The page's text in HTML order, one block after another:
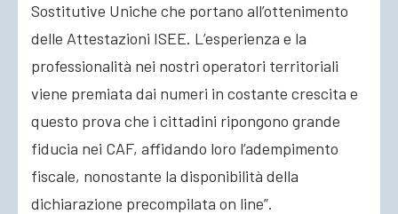
Sostitutive Uniche che portano all’ottenimento
delle Attestazioni ISEE. L’esperienza e la
professionalità nei nostri operatori territoriali
viene premiata dai numeri in costante crescita e
questo prova che i cittadini ripongono grande
fiducia nei CAF, affidando loro l’adempimento
fiscale, nonostante la disponibilità della
dichiarazione precompilata on line”.